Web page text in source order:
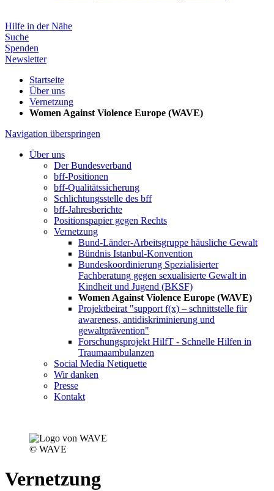
Hilfe in der Nähe
Suche
Spenden
Newsletter
Startseite
Über uns
Vernetzung
Women Against Violence Europe (WAVE)
Navigation überspringen
Über uns
Der Bundesverband
bff-Positionen
bff-Qualitätssicherung
Schlichtungsstelle des bff
bff-Jahresberichte
Positionspapier gegen Rechts
Vernetzung
Bund-Länder-Arbeitsgruppe häusliche Gewalt
Bündnis Istanbul-Konvention
Bundeskoordinierung Spezialisierter
Fachberatung gegen sexualisierte Gewalt in
Kindheit und Jugend (BKSF)
Women Against Violence Europe (WAVE)
Projektbeirat "support f(x) – schnittstelle für
awareness, antidiskriminierung und
gewaltprävention"
Forschungsprojekt HilfT - Schnelle Hilfen in
Traumaambulanzen
Social Media Netiquette
Wir danken
Presse
Kontakt
© WAVE
Vernetzung